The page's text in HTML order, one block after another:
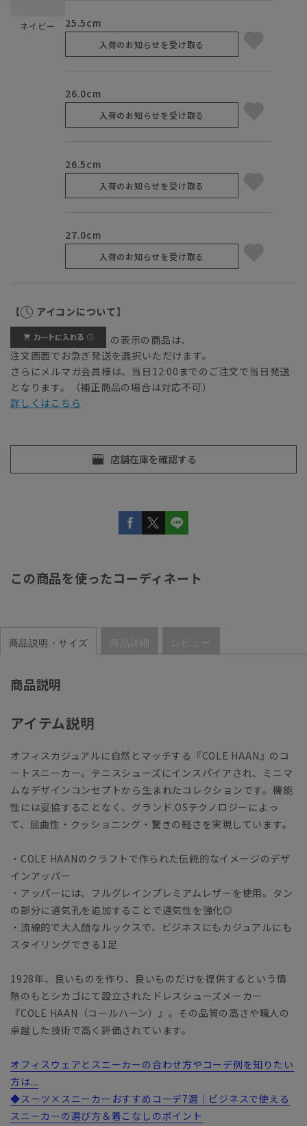
ネイビー 25.5cm
入荷のお知らせを受け取る
26.0cm
入荷のお知らせを受け取る
26.5cm
入荷のお知らせを受け取る
27.0cm
入荷のお知らせを受け取る
【 アイコンについて】
の表示の商品は、
注文画面でお急ぎ発送を選択いただけます。
さらにメルマガ会員様は、当日12:00までのご注文で当日発送
となります。（補正商品の場合は対応不可）
詳しくはこちら
この商品を使ったコーディネート
商品説明・サイズ 商品詳細 レビュー
商品説明
アイテム説明
オフィスカジュアルに自然とマッチする『COLE HAAN』のコ
ートスニーカー。テニスシューズにインスパイアされ、ミニマ
ムなデザインコンセプトから生まれたコレクションです。機能
性には妥協することなく、グランド.OSテクノロジーによっ
て、屈曲性・クッショニング・驚きの軽さを実現しています。
・COLE HAANのクラフトで作られた伝統的なイメージのデザ
インアッパー
・アッパーには、フルグレインプレミアムレザーを使用。タン
の部分に通気孔を追加することで通気性を強化◎
・流線的で大人顔なルックスで、ビジネスにもカジュアルにも
スタイリングできる1足
1928年、良いものを作り、良いものだけを提供するという情
熱のもとシカゴにて設立されたドレスシューズメーカー
『COLE HAAN（コールハーン）』。その品質の高さや職人の
卓越した技術で高く評価されています。
オフィスウェアとスニーカーの合わせ方やコーデ例を知りたい
方は...
◆スーツ×スニーカーおすすめコーデ7選｜ビジネスで使える
スニーカーの選び方＆着こなしのポイント